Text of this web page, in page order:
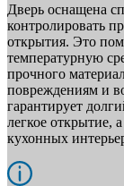
Дверь оснащена
контролировать
открытия. Это
температурную
прочного
повреждениям и
гарантирует
легкое открытие,
кухонных